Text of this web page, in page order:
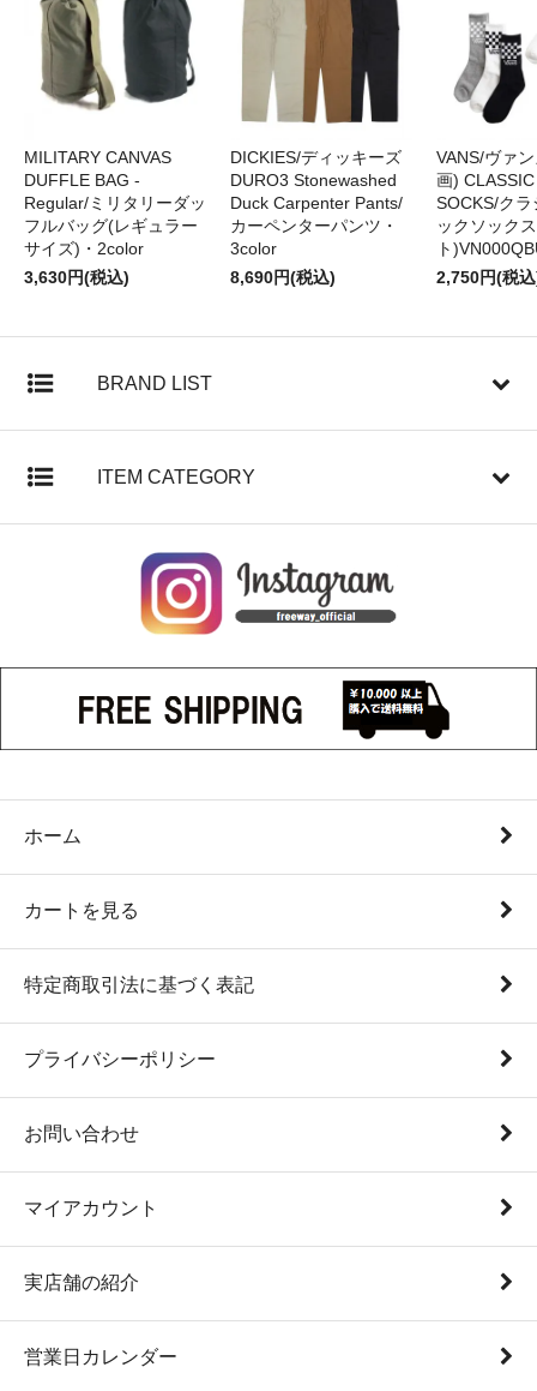
MILITARY CANVAS
DUFFLE BAG -
Regular/ミリタリーダッ
フルバッグ(レギュラー
サイズ)・2color
3,630円(税込)
DICKIES/ディッキーズ
DURO3 Stonewashed
Duck Carpenter Pants/
カーペンターパンツ・
3color
8,690円(税込)
VANS/ヴァ
画)
SOCKS/ク
ックソック
ト
2,750円(税
BRAND LIST
ITEM CATEGORY
ホーム
カートを見る
特定商取引法に基づく表記
プライバシーポリシー
お問い合わせ
マイアカウント
実店舗の紹介
営業日カレンダー